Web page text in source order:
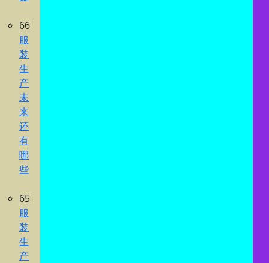
66
服
装
生
产
未
来
还
有
哪
些
65
服
装
生
产